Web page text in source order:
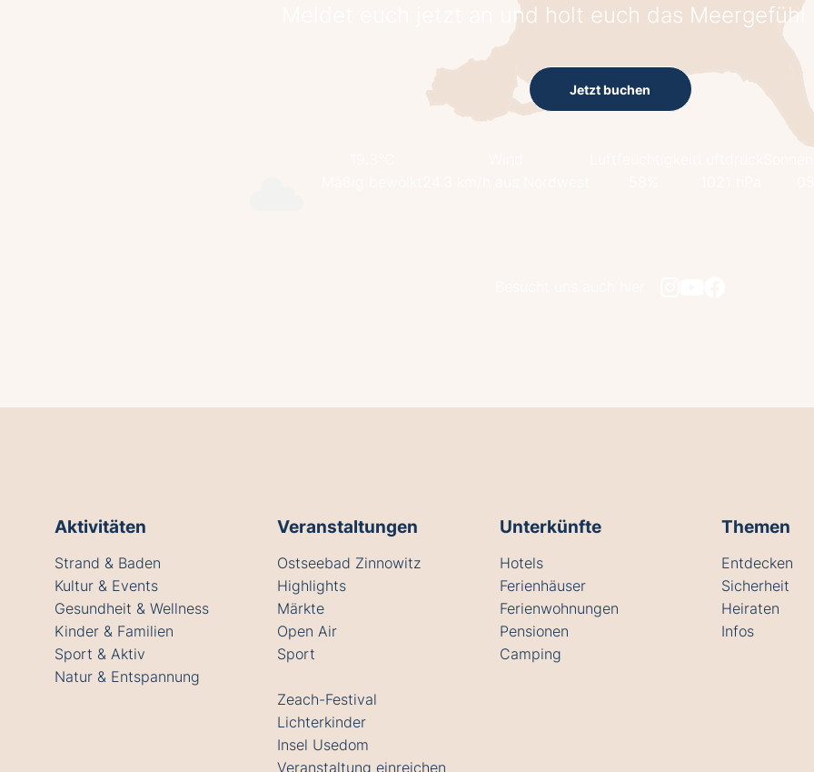
Meldet euch jetzt an und holt euch das Meergefühl
Jetzt buchen
Aktivitäten
Strand & Baden
Kultur & Events
Gesundheit & Wellness
Kinder & Familien
Sport & Aktiv
Natur & Entspannung
Veranstaltungen
Ostseebad Zinnowitz
Highlights
Märkte
Open Air
Sport
Zeach-Festival
Lichterkinder
Insel Usedom
Veranstaltung einreichen
Unterkünfte
Hotels
Ferienhäuser
Ferienwohnungen
Pensionen
Camping
Themen
Entdecken
Sicherheit
Heiraten
Infos